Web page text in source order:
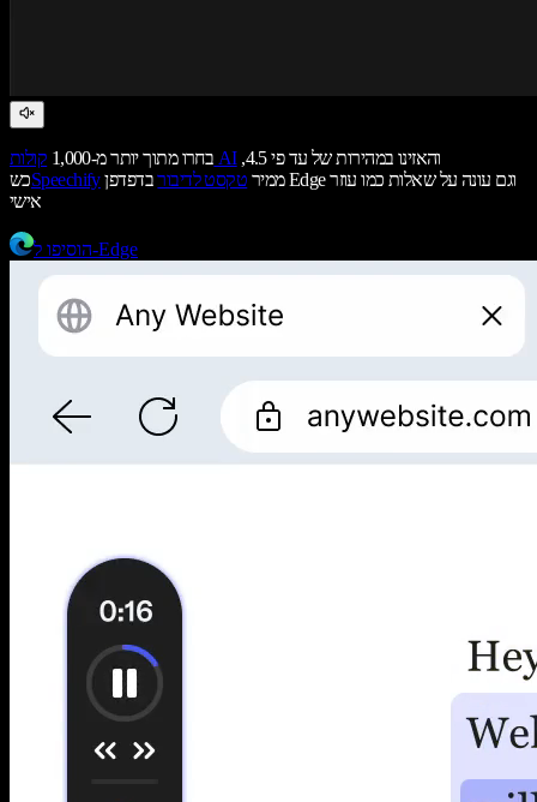
בחרו מתוך יותר מ-1,000 קולות AIוהאזינו במהירות של עד פי 4.5,
כשSpeechify ממיר טקסט לדיבורבדפדפן Edge וגם עונה על שאלות כמו עוזר
אישי
הוסיפו ל-Edge